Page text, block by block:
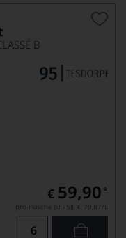
B
€ 59,90 *
pro Flasche (0.75l), € 79,87/L